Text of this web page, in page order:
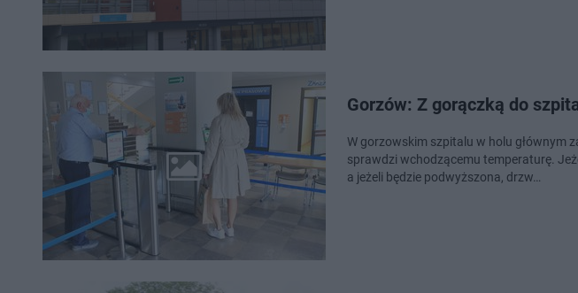
Gorzów: Z gorączką do
W gorzowskim szpitalu w holu głównym
sprawdzi wchodzącemu temperaturę.
a jeżeli będzie podwyższona, drzw…